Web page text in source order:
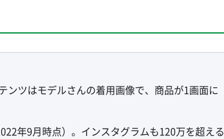
ンツはモデルさんの着用画像で、商品が1画面に
年9月時点）。インスタグラムも120万を超える